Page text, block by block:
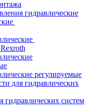
гидравлические
регулируемые
для гидравлических
гидравлических систем